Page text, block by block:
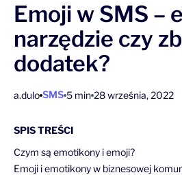
Emoji w SMS –
narzędzie czy
dodatek?
a.dulo SMS 5 min 28 września, 2022
SPIS TREŚCI
Czym są emotikony i emoji?
Emoji i emotikony w biznesowej